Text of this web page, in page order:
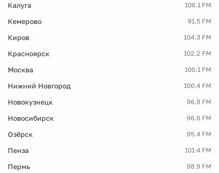
Калуга 106.1 FM
Кемерово 91.5 FM
Киров 104.3 FM
Красноярск 102.2 FM
Москва 100.1 FM
Нижний Новгород 100.4 FM
Новокузнецк 96.9 FM
Новосибирск 96.6 FM
Озёрск 95.4 FM
Пенза 101.4 FM
Пермь 98.9 FM